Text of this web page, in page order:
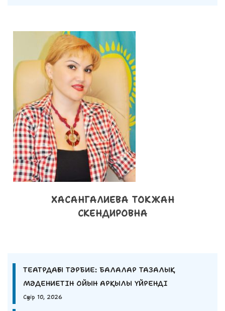
ХАСАНГАЛИЕВА ТОКЖАН
СКЕНДИРОВНА
ТЕАТРДАҒЫ ТӘРБИЕ: БАЛАЛАР ТАЗАЛЫҚ
МӘДЕНИЕТІН ОЙЫН АРҚЫЛЫ ҮЙРЕНДІ
Сәуір 10, 2026